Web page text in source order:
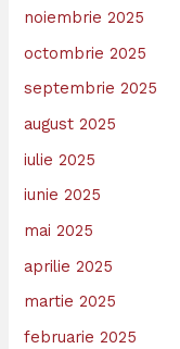
noiembrie 2025
octombrie 2025
septembrie 2025
august 2025
iulie 2025
iunie 2025
mai 2025
aprilie 2025
martie 2025
februarie 2025